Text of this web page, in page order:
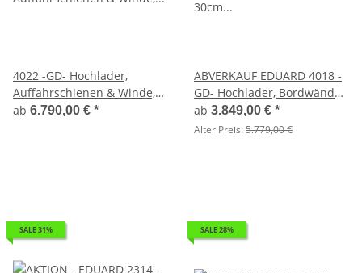
4022 -GD- Hochlader,
Auffahrschienen & Winde,
Bordwände 30cm -2700kg-
ab 6.790,00 € *
ABVERKAUF EDUARD 4018 -
GD- Hochlader, Bordwände
30cm -2000kg- Lfh: 72cm
-155/80R13 mit Hochplane
ab 3.849,00 € *
Alter Preis:5.779,00 €
SALE 31% SALE 28%